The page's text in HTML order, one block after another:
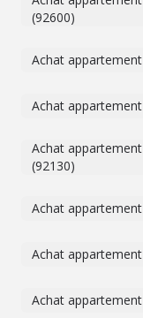
(92600)
Achat
Achat
Achat
(92130)
Achat
Achat
Achat